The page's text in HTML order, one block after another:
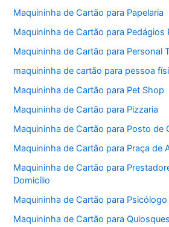
Maquininha de Cartão para Papelaria
Maquininha de Cartão para Pedágios
Maquininha de Cartão para Personal
maquininha de cartão para pessoa
Maquininha de Cartão para Pet Shop
Maquininha de Cartão para Pizzaria
Maquininha de Cartão para Posto de
Maquininha de Cartão para Praça de
Maquininha de Cartão para
Domicílio
Maquininha de Cartão para Psicólogo
Maquininha de Cartão para Quiosques